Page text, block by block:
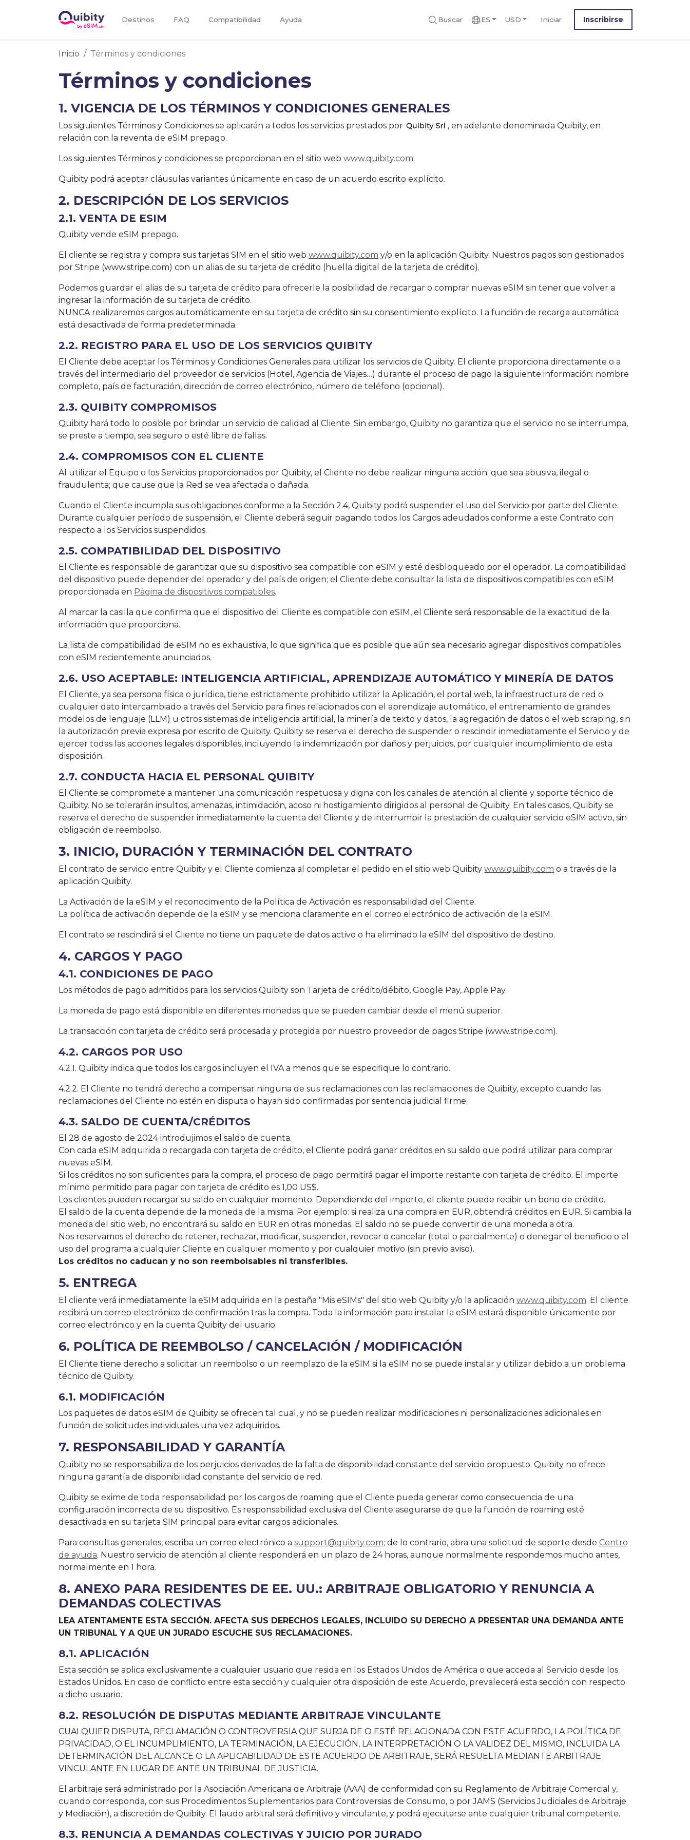
Destinos FAQ Compatibilidad Ayuda Buscar ES USD Iniciar Inscribirse
Inicio Términos y condiciones
Términos y condiciones
1. VIGENCIA DE LOS TÉRMINOS Y CONDICIONES GENERALES
Los siguientes Términos y Condiciones se aplicarán a todos los servicios prestados por
, en adelante denominada Quibity, en
relación con la reventa de eSIM prepago.
Los siguientes Términos y condiciones se proporcionan en el sitio web www.quibity.com.
Quibity podrá aceptar cláusulas variantes únicamente en caso de un acuerdo escrito explícito.
2. DESCRIPCIÓN DE LOS SERVICIOS
2.1. VENTA DE ESIM
Quibity vende eSIM prepago.
El cliente se registra y compra sus tarjetas SIM en el sitio web www.quibity.com y/o en la aplicación Quibity. Nuestros pagos son gestionados
por Stripe (www.stripe.com) con un alias de su tarjeta de crédito (huella digital de la tarjeta de crédito).
Podemos guardar el alias de su tarjeta de crédito para ofrecerle la posibilidad de recargar o comprar nuevas eSIM sin tener que volver a
ingresar la información de su tarjeta de crédito.
NUNCA realizaremos cargos automáticamente en su tarjeta de crédito sin su consentimiento explícito. La función de recarga automática
está desactivada de forma predeterminada.
2.2. REGISTRO PARA EL USO DE LOS SERVICIOS QUIBITY
El Cliente debe aceptar los Términos y Condiciones Generales para utilizar los servicios de Quibity. El cliente proporciona directamente o a
través del intermediario del proveedor de servicios (Hotel, Agencia de Viajes…) durante el proceso de pago la siguiente información: nombre
completo, país de facturación, dirección de correo electrónico, número de teléfono (opcional).
2.3. QUIBITY COMPROMISOS
Quibity hará todo lo posible por brindar un servicio de calidad al Cliente. Sin embargo, Quibity no garantiza que el servicio no se interrumpa,
se preste a tiempo, sea seguro o esté libre de fallas.
2.4. COMPROMISOS CON EL CLIENTE
Al utilizar el Equipo o los Servicios proporcionados por Quibity, el Cliente no debe realizar ninguna acción: que sea abusiva, ilegal o
fraudulenta; que cause que la Red se vea afectada o dañada.
Cuando el Cliente incumpla sus obligaciones conforme a la Sección 2.4, Quibity podrá suspender el uso del Servicio por parte del Cliente.
Durante cualquier período de suspensión, el Cliente deberá seguir pagando todos los Cargos adeudados conforme a este Contrato con
respecto a los Servicios suspendidos.
2.5. COMPATIBILIDAD DEL DISPOSITIVO
El Cliente es responsable de garantizar que su dispositivo sea compatible con eSIM y esté desbloqueado por el operador. La compatibilidad
del dispositivo puede depender del operador y del país de origen; el Cliente debe consultar la lista de dispositivos compatibles con eSIM
proporcionada en Página de dispositivos compatibles.
Al marcar la casilla que confirma que el dispositivo del Cliente es compatible con eSIM, el Cliente será responsable de la exactitud de la
información que proporciona.
La lista de compatibilidad de eSIM no es exhaustiva, lo que significa que es posible que aún sea necesario agregar dispositivos compatibles
con eSIM recientemente anunciados.
2.6. USO ACEPTABLE: INTELIGENCIA ARTIFICIAL, APRENDIZAJE AUTOMÁTICO Y MINERÍA DE DATOS
El Cliente, ya sea persona física o jurídica, tiene estrictamente prohibido utilizar la Aplicación, el portal web, la infraestructura de red o
cualquier dato intercambiado a través del Servicio para fines relacionados con el aprendizaje automático, el entrenamiento de grandes
modelos de lenguaje (LLM) u otros sistemas de inteligencia artificial, la minería de texto y datos, la agregación de datos o el web scraping, sin
la autorización previa expresa por escrito de Quibity. Quibity se reserva el derecho de suspender o rescindir inmediatamente el Servicio y de
ejercer todas las acciones legales disponibles, incluyendo la indemnización por daños y perjuicios, por cualquier incumplimiento de esta
disposición.
2.7. CONDUCTA HACIA EL PERSONAL QUIBITY
El Cliente se compromete a mantener una comunicación respetuosa y digna con los canales de atención al cliente y soporte técnico de
Quibity. No se tolerarán insultos, amenazas, intimidación, acoso ni hostigamiento dirigidos al personal de Quibity. En tales casos, Quibity se
reserva el derecho de suspender inmediatamente la cuenta del Cliente y de interrumpir la prestación de cualquier servicio eSIM activo, sin
obligación de reembolso.
3. INICIO, DURACIÓN Y TERMINACIÓN DEL CONTRATO
El contrato de servicio entre Quibity y el Cliente comienza al completar el pedido en el sitio web Quibity www.quibity.com o a través de la
aplicación Quibity.
La Activación de la eSIM y el reconocimiento de la Política de Activación es responsabilidad del Cliente.
La política de activación depende de la eSIM y se menciona claramente en el correo electrónico de activación de la eSIM.
El contrato se rescindirá si el Cliente no tiene un paquete de datos activo o ha eliminado la eSIM del dispositivo de destino.
4. CARGOS Y PAGO
4.1. CONDICIONES DE PAGO
Los métodos de pago admitidos para los servicios Quibity son Tarjeta de crédito/débito, Google Pay, Apple Pay.
La moneda de pago está disponible en diferentes monedas que se pueden cambiar desde el menú superior.
La transacción con tarjeta de crédito será procesada y protegida por nuestro proveedor de pagos Stripe (www.stripe.com).
4.2. CARGOS POR USO
4.2.1. Quibity indica que todos los cargos incluyen el IVA a menos que se especifique lo contrario.
4.2.2. El Cliente no tendrá derecho a compensar ninguna de sus reclamaciones con las reclamaciones de Quibity, excepto cuando las
reclamaciones del Cliente no estén en disputa o hayan sido confirmadas por sentencia judicial firme.
4.3. SALDO DE CUENTA/CRÉDITOS
El 28 de agosto de 2024 introdujimos el saldo de cuenta.
Con cada eSIM adquirida o recargada con tarjeta de crédito, el Cliente podrá ganar créditos en su saldo que podrá utilizar para comprar
nuevas eSIM.
Si los créditos no son suficientes para la compra, el proceso de pago permitirá pagar el importe restante con tarjeta de crédito. El importe
mínimo permitido para pagar con tarjeta de crédito es 1,00 US$.
Los clientes pueden recargar su saldo en cualquier momento. Dependiendo del importe, el cliente puede recibir un bono de crédito.
El saldo de la cuenta depende de la moneda de la misma. Por ejemplo: si realiza una compra en EUR, obtendrá créditos en EUR. Si cambia la
moneda del sitio web, no encontrará su saldo en EUR en otras monedas. El saldo no se puede convertir de una moneda a otra.
Nos reservamos el derecho de retener, rechazar, modificar, suspender, revocar o cancelar (total o parcialmente) o denegar el beneficio o el
uso del programa a cualquier Cliente en cualquier momento y por cualquier motivo (sin previo aviso).
Los créditos no caducan y no son reembolsables ni transferibles.
5. ENTREGA
El cliente verá inmediatamente la eSIM adquirida en la pestaña "Mis eSIMs" del sitio web Quibity y/o la aplicación www.quibity.com. El cliente
recibirá un correo electrónico de confirmación tras la compra. Toda la información para instalar la eSIM estará disponible únicamente por
correo electrónico y en la cuenta Quibity del usuario.
6. POLÍTICA DE REEMBOLSO / CANCELACIÓN / MODIFICACIÓN
El Cliente tiene derecho a solicitar un reembolso o un reemplazo de la eSIM si la eSIM no se puede instalar y utilizar debido a un problema
técnico de Quibity.
6.1. MODIFICACIÓN
Los paquetes de datos eSIM de Quibity se ofrecen tal cual, y no se pueden realizar modificaciones ni personalizaciones adicionales en
función de solicitudes individuales una vez adquiridos.
7. RESPONSABILIDAD Y GARANTÍA
Quibity no se responsabiliza de los perjuicios derivados de la falta de disponibilidad constante del servicio propuesto. Quibity no ofrece
ninguna garantía de disponibilidad constante del servicio de red.
Quibity se exime de toda responsabilidad por los cargos de roaming que el Cliente pueda generar como consecuencia de una
configuración incorrecta de su dispositivo. Es responsabilidad exclusiva del Cliente asegurarse de que la función de roaming esté
desactivada en su tarjeta SIM principal para evitar cargos adicionales.
Para consultas generales, escriba un correo electrónico a support@quibity.com; de lo contrario, abra una solicitud de soporte desde Centro
de ayuda. Nuestro servicio de atención al cliente responderá en un plazo de 24 horas, aunque normalmente respondemos mucho antes,
normalmente en 1 hora.
8. ANEXO PARA RESIDENTES DE EE. UU.: ARBITRAJE OBLIGATORIO Y RENUNCIA A
DEMANDAS COLECTIVAS
LEA ATENTAMENTE ESTA SECCIÓN. AFECTA SUS DERECHOS LEGALES, INCLUIDO SU DERECHO A PRESENTAR UNA DEMANDA ANTE
UN TRIBUNAL Y A QUE UN JURADO ESCUCHE SUS RECLAMACIONES.
8.1. APLICACIÓN
Esta sección se aplica exclusivamente a cualquier usuario que resida en los Estados Unidos de América o que acceda al Servicio desde los
Estados Unidos. En caso de conflicto entre esta sección y cualquier otra disposición de este Acuerdo, prevalecerá esta sección con respecto
a dicho usuario.
8.2. RESOLUCIÓN DE DISPUTAS MEDIANTE ARBITRAJE VINCULANTE
CUALQUIER DISPUTA, RECLAMACIÓN O CONTROVERSIA QUE SURJA DE O ESTÉ RELACIONADA CON ESTE ACUERDO, LA POLÍTICA DE
PRIVACIDAD, O EL INCUMPLIMIENTO, LA TERMINACIÓN, LA EJECUCIÓN, LA INTERPRETACIÓN O LA VALIDEZ DEL MISMO, INCLUIDA LA
DETERMINACIÓN DEL ALCANCE O LA APLICABILIDAD DE ESTE ACUERDO DE ARBITRAJE, SERÁ RESUELTA MEDIANTE ARBITRAJE
VINCULANTE EN LUGAR DE ANTE UN TRIBUNAL DE JUSTICIA.
El arbitraje será administrado por la Asociación Americana de Arbitraje (AAA) de conformidad con su Reglamento de Arbitraje Comercial y,
cuando corresponda, con sus Procedimientos Suplementarios para Controversias de Consumo, o por JAMS (Servicios Judiciales de Arbitraje
y Mediación), a discreción de Quibity. El laudo arbitral será definitivo y vinculante, y podrá ejecutarse ante cualquier tribunal competente.
8.3. RENUNCIA A DEMANDAS COLECTIVAS Y JUICIO POR JURADO